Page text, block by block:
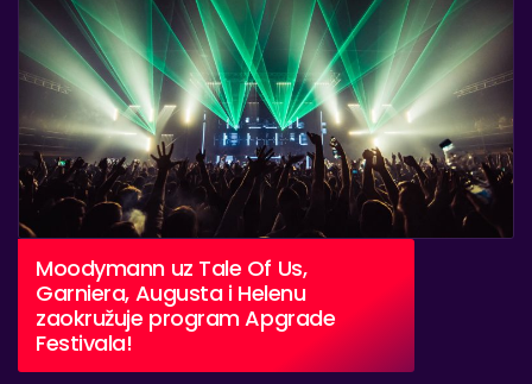
Moodymann uz Tale Of Us,
Garniera, Augusta i Helenu
zaokružuje program Apgrade
Festivala!